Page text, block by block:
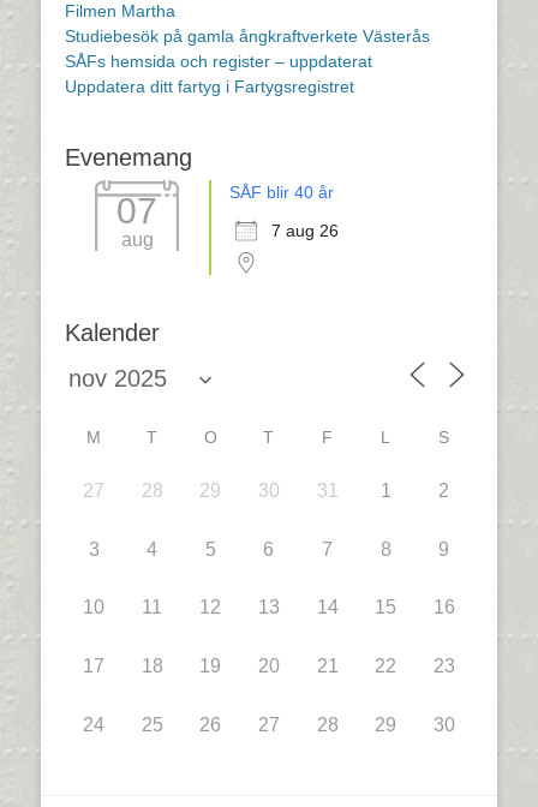
Filmen Martha
Studiebesök på gamla ångkraftverkete Västerås
SÅFs hemsida och register – uppdaterat
Uppdatera ditt fartyg i Fartygsregistret
Evenemang
07
aug
SÅF blir 40 år
7 aug 26
Kalender
M T O T F L S
27 28 29 30 31 1 2
3 4 5 6 7 8 9
10 11 12 13 14 15 16
17 18 19 20 21 22 23
24 25 26 27 28 29 30